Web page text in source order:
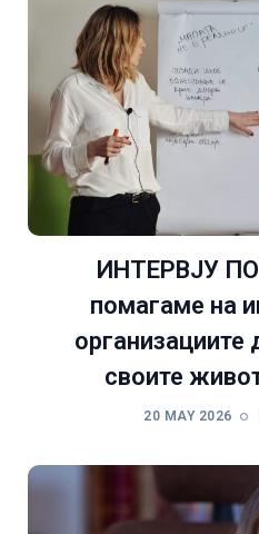
ИНТЕРВЈУ
помагаме на
организациите
своите
20 MAY 2026